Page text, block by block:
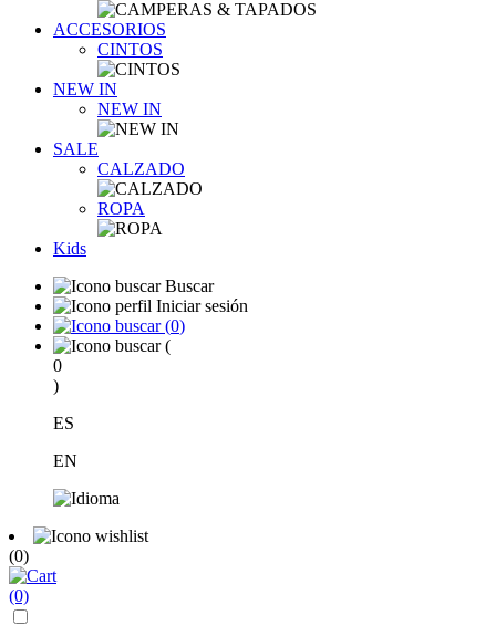
ACCESORIOS
CINTOS
NEW IN
NEW IN
SALE
CALZADO
ROPA
Kids
Buscar
Iniciar sesión
(0)
(
0
)
ES
EN
(0)
(0)